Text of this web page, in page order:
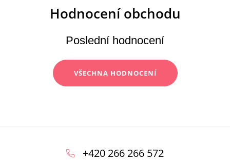
Poslední hodnocení
VŠECHNA HODNOCENÍ
+420 266 266 572